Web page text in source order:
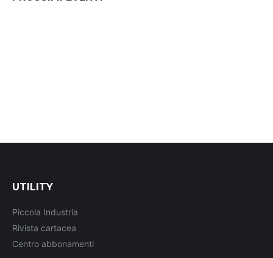
UTILITY
Piccola Industria
Rivista cartacea
Centro abbonamenti